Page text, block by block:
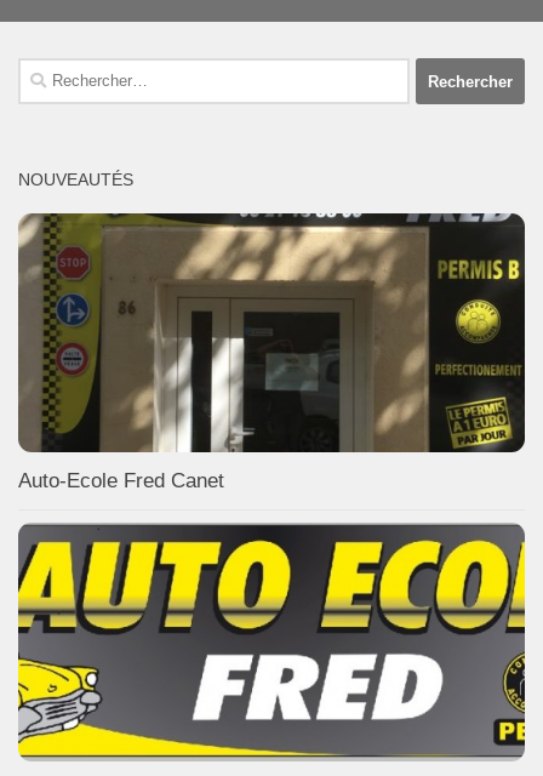
Rechercher :
NOUVEAUTÉS
Auto-Ecole Fred Canet